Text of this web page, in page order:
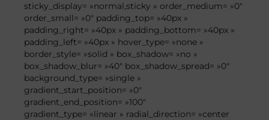
sticky_display= »normal,sticky » order_medium= »0″
order_small= »0″ padding_top= »40px »
padding_right= »40px » padding_bottom= »40px »
padding_left= »40px » hover_type= »none »
border_style= »solid » box_shadow= »no »
box_shadow_blur= »40″ box_shadow_spread= »0″
background_type= »single »
gradient_start_position= »0″
gradient_end_position= »100″
gradient_type= »linear » radial_direction= »center